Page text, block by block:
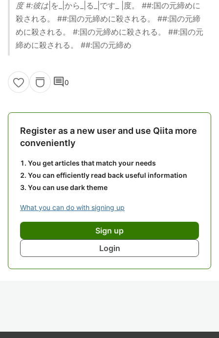
度 #:彼は|を_|から_|る_|です_ |度。 ##:国の元締めに
殺される。 ##:国の元締めに殺される。 ##:国の元締
めに殺される。 #:国の元締めに殺される。 ##:国の元
締めに殺される。 ##:国の元締め
comment0
Register as a new user and use Qiita more
conveniently
You get articles that match your needs
You can efficiently read back useful information
You can use dark theme
What you can do with signing up
Sign up
Login